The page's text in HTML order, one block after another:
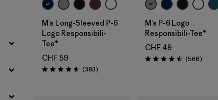
M's Long-Sleeved P-6
Logo Responsibili-
Tee®
CHF 59
Valutazione: 4.6 / 5
(383Recensioni
)
M's P-6 Logo
Responsibili-Tee®
CHF 49
Valutazione: 4.5 / 5
(568)